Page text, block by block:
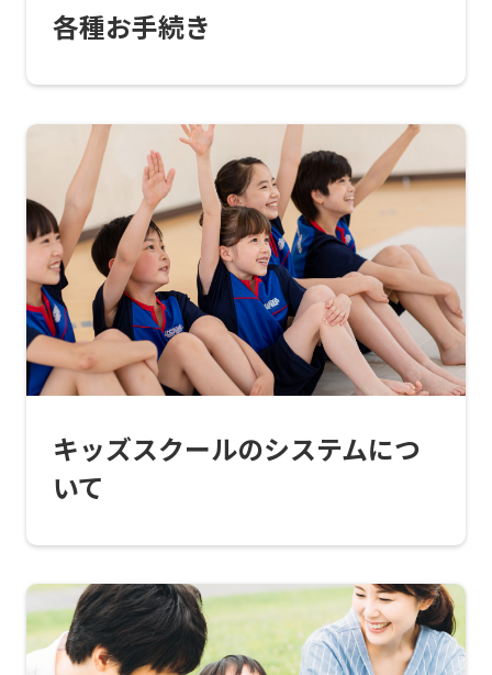
各種お手続き
キッズスクールのシステムにつ
いて
translation)
return
to
the
top
page.
However,
if
you
use
an
the
Japanese